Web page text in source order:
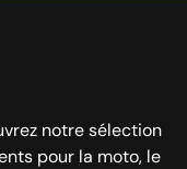
notre sélection
pour la moto, le